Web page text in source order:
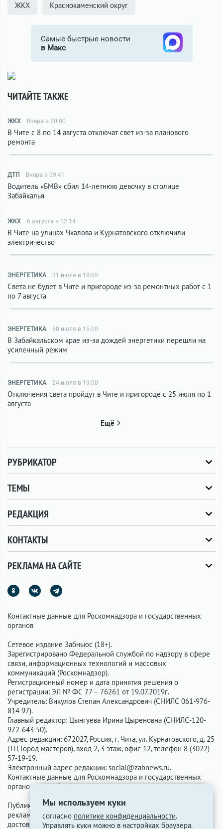
Мы используем куки
согласно политике конфиденциальности.
Управлять куки можно в настройках браузера.
ЖКХ Краснокаменский округ
Самые быстрые новости
в Макс
ЧИТАЙТЕ ТАКЖЕ
ЖКХ Вчера в 20:00
В Чите с 8 по 14 августа отключат свет из-за планового
ремонта
ДТП Вчера в 09:41
Водитель «БМВ» сбил 14-летнюю девочку в столице
Забайкалья
ЖКХ 6 августа в 12:14
В Чите на улицах Чкалова и Курнатовского отключили
электричество
ЭНЕРГЕТИКА 31 июля в 19:00
Света не будет в Чите и пригороде из-за ремонтных работ с 1
по 7 августа
ЭНЕРГЕТИКА 30 июля в 15:00
В Забайкальском крае из-за дождей энергетики перешли на
усиленный режим
ЭНЕРГЕТИКА 24 июля в 19:00
Отключения света пройдут в Чите и пригороде с 25 июля по 1
августа
Ещё
РУБРИКАТОР
ТЕМЫ
РЕДАКЦИЯ
КОНТАКТЫ
РЕКЛАМА НА САЙТЕ
Контактные данные для Роскомнадзора и государственных
органов
Сетевое издание Забньюс (18+).
Зарегистрировано Федеральной службой по надзору в сфере
связи, информационных технологий и массовых
коммуникаций (Роскомнадзор).
Регистрационный номер и дата принятия решения о
регистрации: ЭЛ № ФС 77 – 76261 от 19.07.2019г.
Учредитель: Викулов Степан Александрович (СНИЛС 061-976-
814 97).
Главный редактор: Цынгуева Ирина Цыреновна (СНИЛС-120-
972-643 50).
Адрес редакции: 672027, Россия, г. Чита, ул. Курнатовского, д. 25
(ТЦ Город мастеров), вход 2, 3 этаж, офис 12, телефон 8 (3022)
57-19-19.
Электронный адрес редакции: social@zabnews.ru.
Контактные данные для Роскомнадзора и государственных
органов:
social@zabnews.ru.
Публикации с пометками «Реклама», «Выборы» оплачены
рекламодателем. Редакция сайта не несёт ответственности за
достоверность информации, содержащейся в рекламных